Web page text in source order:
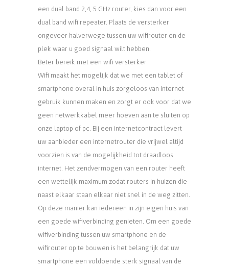
een dual band 2,4, 5 GHz router, kies dan voor een
dual band wifi repeater. Plaats de versterker
ongeveer halverwege tussen uw wifirouter en de
plek waar u goed signaal wilt hebben.
Beter bereik met een wifi versterker
Wifi maakt het mogelijk dat we met een tablet of
smartphone overal in huis zorgeloos van internet
gebruik kunnen maken en zorgt er ook voor dat we
geen netwerkkabel meer hoeven aan te sluiten op
onze laptop of pc. Bij een internetcontract levert
uw aanbieder een internetrouter die vrijwel altijd
voorzien is van de mogelijkheid tot draadloos
internet. Het zendvermogen van een router heeft
een wettelijk maximum zodat routers in huizen die
naast elkaar staan elkaar niet snel in de weg zitten.
Op deze manier kan iedereen in zijn eigen huis van
een goede wifiverbinding genieten. Om een goede
wifiverbinding tussen uw smartphone en de
wifirouter op te bouwen is het belangrijk dat uw
smartphone een voldoende sterk signaal van de